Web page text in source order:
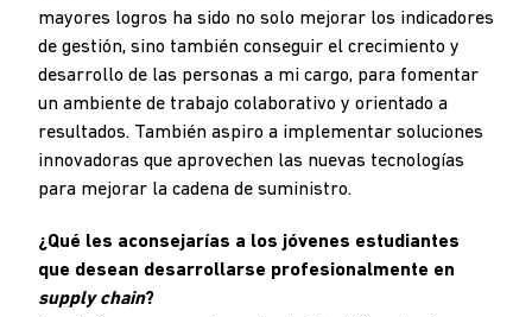
mayores logros ha sido no solo mejorar los indicadores
de gestión, sino también conseguir el crecimiento y
desarrollo de las personas a mi cargo, para fomentar
un ambiente de trabajo colaborativo y orientado a
resultados. También aspiro a implementar soluciones
innovadoras que aprovechen las nuevas tecnologías
para mejorar la cadena de suministro.
¿Qué les aconsejarías a los jóvenes estudiantes
que desean desarrollarse profesionalmente en
supply chain?